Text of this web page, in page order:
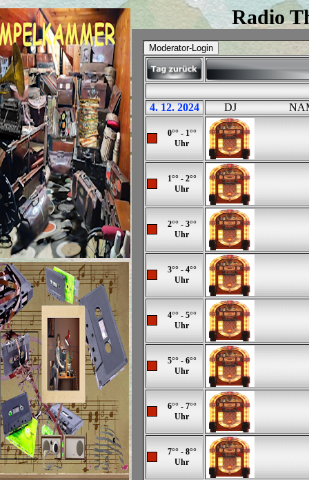
Radio
4. 12. 2024 DJ
0°° - 1°°
Uhr
1°° - 2°°
Uhr
2°° - 3°°
Uhr
3°° - 4°°
Uhr
4°° - 5°°
Uhr
5°° - 6°°
Uhr
6°° - 7°°
Uhr
7°° - 8°°
Uhr